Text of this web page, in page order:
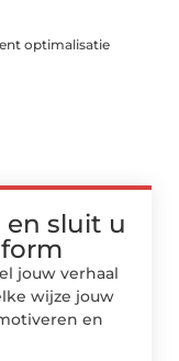
optimalisatie
en sluit u
jouw verhaal
wijze jouw
en